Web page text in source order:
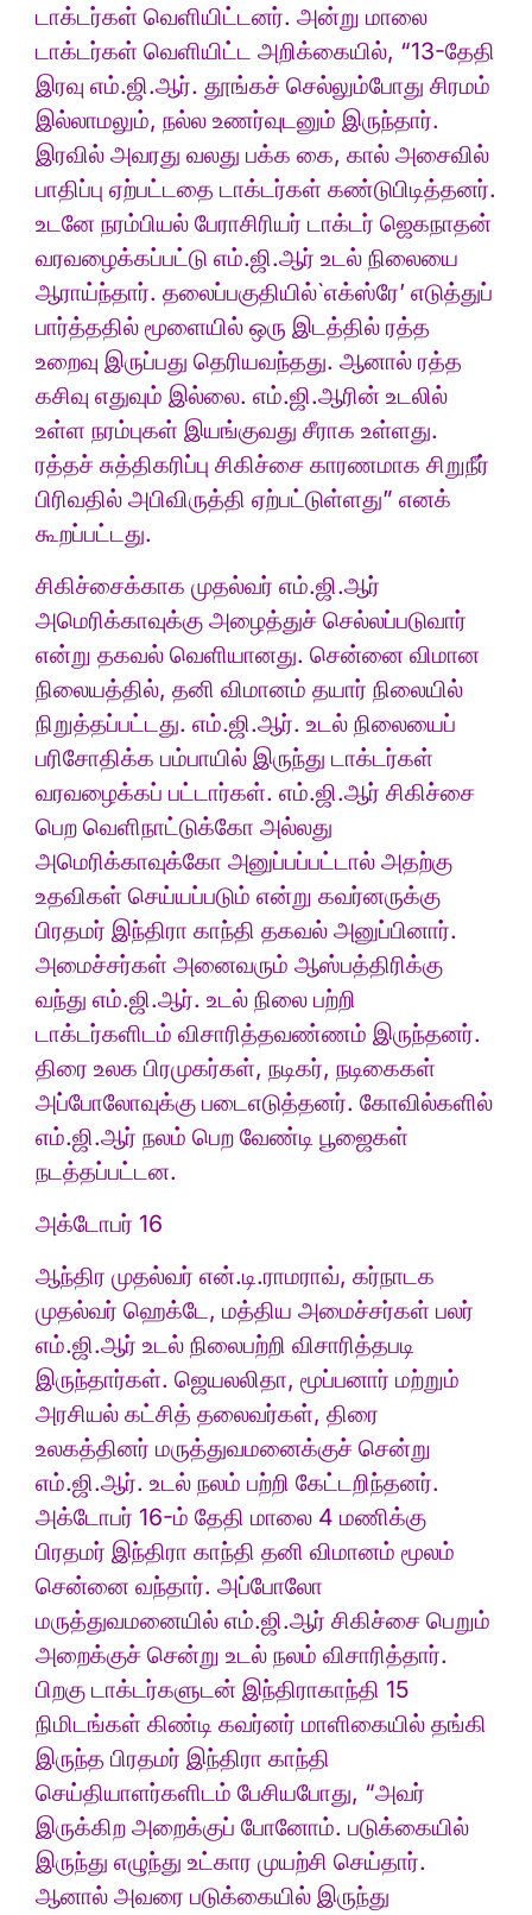
டாக்டர்கள் வெளியிட்டனர். அன்று மாலை
டாக்டர்கள் வெளியிட்ட அறிக்கையில், “13-தேதி
இரவு எம்.ஜி.ஆர். தூங்கச் செல்லும்போது சிரமம்
இல்லாமலும், நல்ல உணர்வுடனும் இருந்தார்.
இரவில் அவரது வலது பக்க கை, கால் அசைவில்
பாதிப்பு ஏற்பட்டதை டாக்டர்கள் கண்டுபிடித்தனர்.
உடனே நரம்பியல் பேராசிரியர் டாக்டர் ஜெகநாதன்
வரவழைக்கப்பட்டு எம்.ஜி.ஆர் உடல் நிலையை
ஆராய்ந்தார். தலைப்பகுதியில்`எக்ஸ்ரே’ எடுத்துப்
பார்த்ததில் மூளையில் ஒரு இடத்தில் ரத்த
உறைவு இருப்பது தெரியவந்தது. ஆனால் ரத்த
கசிவு எதுவும் இல்லை. எம்.ஜி.ஆரின் உடலில்
உள்ள நரம்புகள் இயங்குவது சீராக உள்ளது.
ரத்தச் சுத்திகரிப்பு சிகிச்சை காரணமாக சிறுநீர்
பிரிவதில் அபிவிருத்தி ஏற்பட்டுள்ளது” எனக்
கூறப்பட்டது.
சிகிச்சைக்காக முதல்வர் எம்.ஜி.ஆர்
அமெரிக்காவுக்கு அழைத்துச் செல்லப்படுவார்
என்று தகவல் வெளியானது. சென்னை விமான
நிலையத்தில், தனி விமானம் தயார் நிலையில்
நிறுத்தப்பட்டது. எம்.ஜி.ஆர். உடல் நிலையைப்
பரிசோதிக்க பம்பாயில் இருந்து டாக்டர்கள்
வரவழைக்கப் பட்டார்கள். எம்.ஜி.ஆர் சிகிச்சை
பெற வெளிநாட்டுக்கோ அல்லது
அமெரிக்காவுக்கோ அனுப்பப்பட்டால் அதற்கு
உதவிகள் செய்யப்படும் என்று கவர்னருக்கு
பிரதமர் இந்திரா காந்தி தகவல் அனுப்பினார்.
அமைச்சர்கள் அனைவரும் ஆஸ்பத்திரிக்கு
வந்து எம்.ஜி.ஆர். உடல் நிலை பற்றி
டாக்டர்களிடம் விசாரித்தவண்ணம் இருந்தனர்.
திரை உலக பிரமுகர்கள், நடிகர், நடிகைகள்
அப்போலோவுக்கு படைஎடுத்தனர். கோவில்களில்
எம்.ஜி.ஆர் நலம் பெற வேண்டி பூஜைகள்
நடத்தப்பட்டன.
அக்டோபர் 16
ஆந்திர முதல்வர் என்.டி.ராமராவ், கர்நாடக
முதல்வர் ஹெக்டே, மத்திய அமைச்சர்கள் பலர்
எம்.ஜி.ஆர் உடல் நிலைபற்றி விசாரித்தபடி
இருந்தார்கள். ஜெயலலிதா, மூப்பனார் மற்றும்
அரசியல் கட்சித் தலைவர்கள், திரை
உலகத்தினர் மருத்துவமனைக்குச் சென்று
எம்.ஜி.ஆர். உடல் நலம் பற்றி கேட்டறிந்தனர்.
அக்டோபர் 16-ம் தேதி மாலை 4 மணிக்கு
பிரதமர் இந்திரா காந்தி தனி விமானம் மூலம்
சென்னை வந்தார். அப்போலோ
மருத்துவமனையில் எம்.ஜி.ஆர் சிகிச்சை பெறும்
அறைக்குச் சென்று உடல் நலம் விசாரித்தார்.
பிறகு டாக்டர்களுடன் இந்திராகாந்தி 15
நிமிடங்கள் கிண்டி கவர்னர் மாளிகையில் தங்கி
இருந்த பிரதமர் இந்திரா காந்தி
செய்தியாளர்களிடம் பேசியபோது, “அவர்
இருக்கிற அறைக்குப் போனோம். படுக்கையில்
இருந்து எழுந்து உட்கார முயற்சி செய்தார்.
ஆனால் அவரை படுக்கையில் இருந்து